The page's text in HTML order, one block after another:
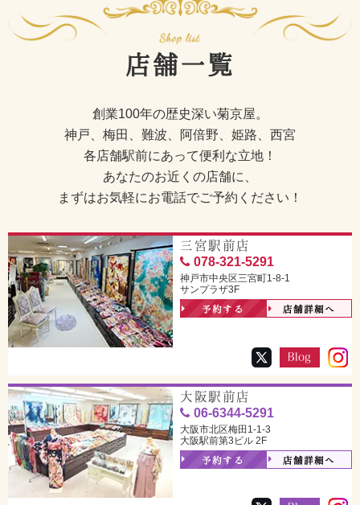
店舗一覧
創業100年の歴史深い菊京屋。
神戸、梅田、難波、阿倍野、姫路、西宮
各店舗駅前にあって便利な立地！
あなたのお近くの店舗に、
まずはお気軽にお電話でご予約ください！
三宮駅前店
078-321-5291
神戸市中央区三宮町1-8-1
サンプラザ3F
予約する 店舗詳細へ
大阪駅前店
06-6344-5291
大阪市北区梅田1-1-3
大阪駅前第3ビル 2F
予約する 店舗詳細へ